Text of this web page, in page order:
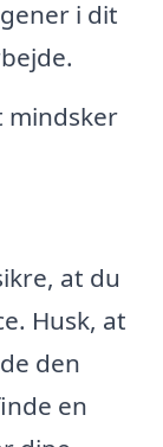
i dit
mindsker
at du
Husk, at
den
en